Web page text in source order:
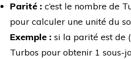
Parité : c’est le nombre de
pour calculer une unité du
Exemple : si la parité est de
Turbos pour obtenir 1 sous-